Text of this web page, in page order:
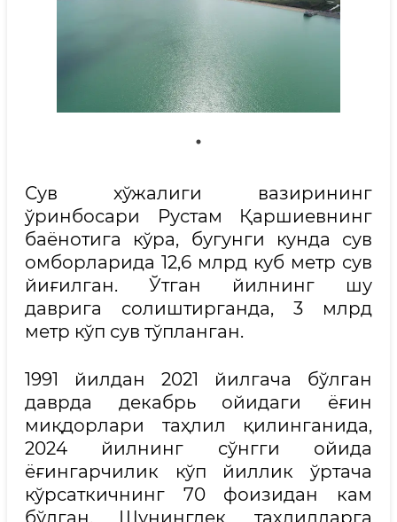
Сув хўжалиги вазирининг
ўринбосари Рустам Қаршиевнинг
баёнотига кўра, бугунги кунда сув
омборларида 12,6 млрд куб метр сув
йиғилган. Ўтган йилнинг шу
даврига солиштирганда, 3 млрд
метр кўп сув тўпланган.
1991 йилдан 2021 йилгача бўлган
даврда декабрь ойидаги ёғин
миқдорлари таҳлил қилинганида,
2024 йилнинг сўнгги ойида
ёғингарчилик кўп йиллик ўртача
кўрсаткичнинг 70 фоизидан кам
бўлган. Шунингдек, таҳлилларга